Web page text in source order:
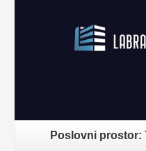
Poslovni prostor: